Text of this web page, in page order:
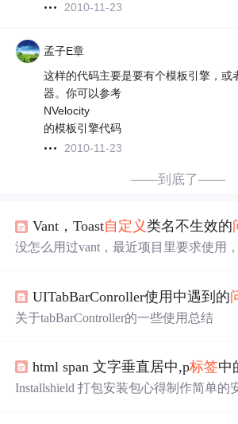
2010-11-23
孟子E章
这样的代码主要是要有个模板引擎，或
器。你可以参考
NVelocity
的模板引擎代码
2010-11-23
——到底了——
Vant，Toast自定义类名不生效的
没怎么用过vant，最近项目里要求使用
官方文档里的自定义类名都不生效
UITabBarConroller使用中遇到的
关于tabBarController的一些使用总结
html span 文字垂直居中,p标签中
Installshield 打包安装包心得制作简单的